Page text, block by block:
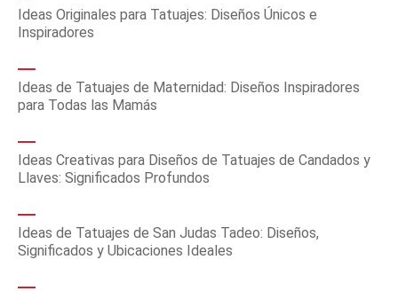
Ideas Originales para Tatuajes: Diseños Únicos e
Inspiradores
Ideas de Tatuajes de Maternidad: Diseños Inspiradores
para Todas las Mamás
Ideas Creativas para Diseños de Tatuajes de Candados y
Llaves: Significados Profundos
Ideas de Tatuajes de San Judas Tadeo: Diseños,
Significados y Ubicaciones Ideales